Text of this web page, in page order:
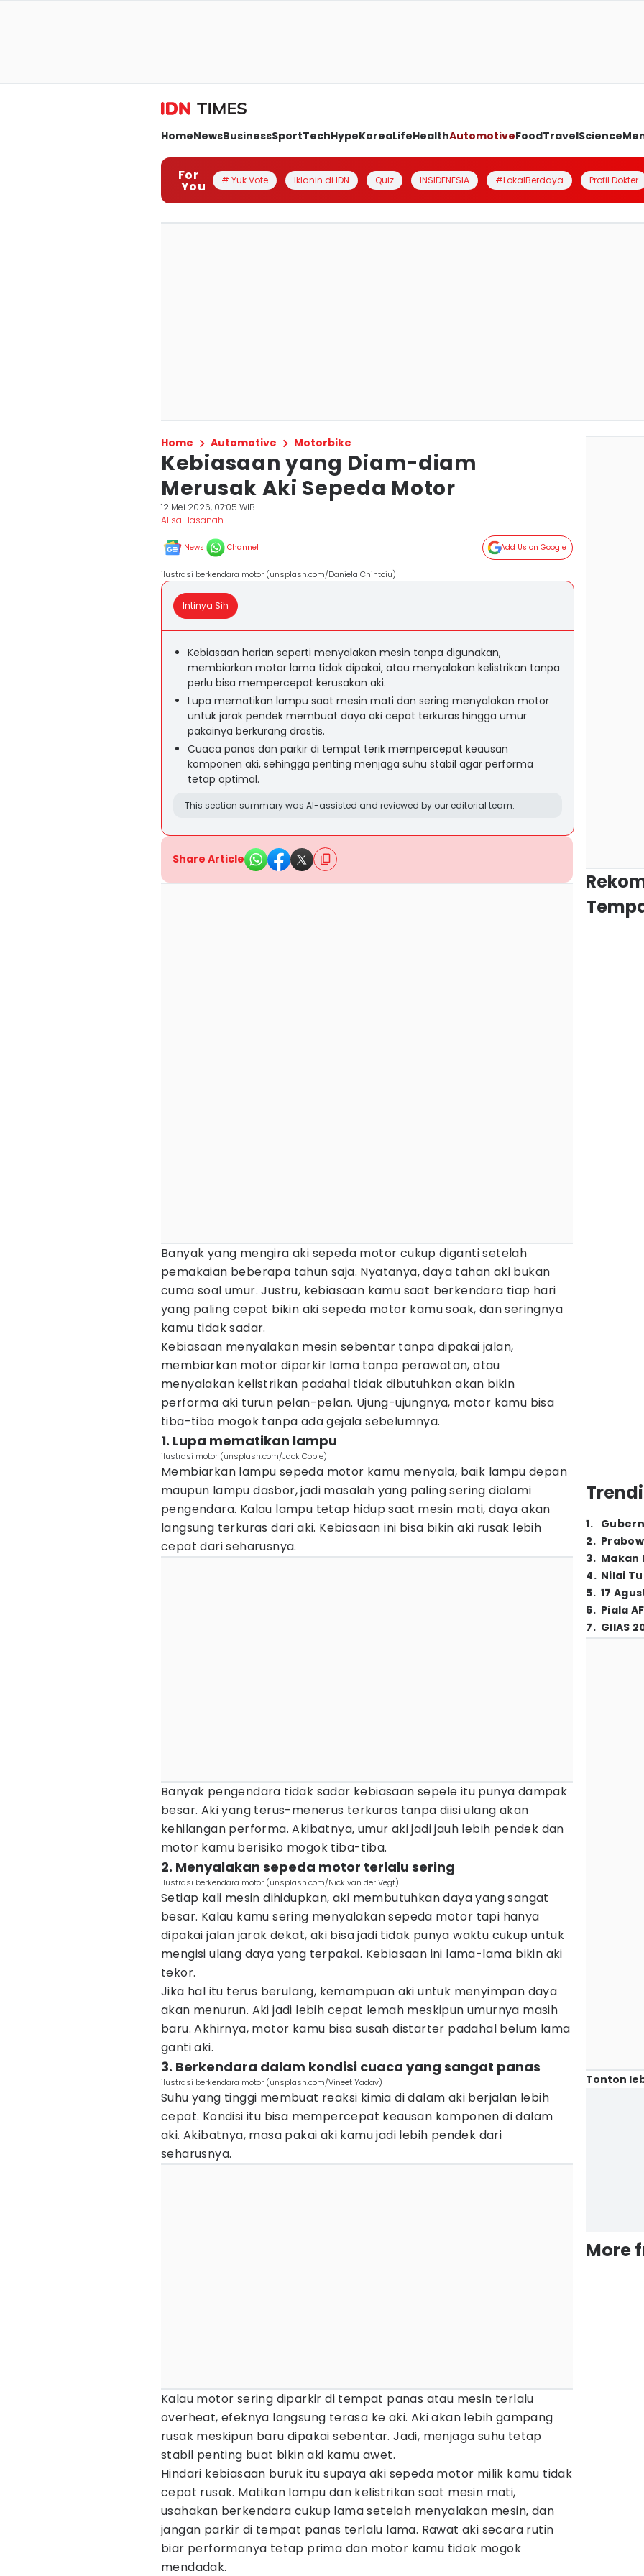
HomeNewsBusinessSportTechHypeKoreaLifeHealthAutomotiveFoodTravelScience
For
You # Yuk Vote Iklanin di IDN Quiz INSIDENESIA #LokalBerdaya Profil Dokter
Home Automotive Motorbike
Kebiasaan yang Diam-diam
Merusak Aki Sepeda Motor
12 Mei 2026, 07:05 WIB
Alisa Hasanah
News Channel Add Us on Google
ilustrasi berkendara motor (unsplash.com/Daniela Chintoiu)
Intinya Sih
Kebiasaan harian seperti menyalakan mesin tanpa digunakan,
membiarkan motor lama tidak dipakai, atau menyalakan kelistrikan tanpa
perlu bisa mempercepat kerusakan aki.
Lupa mematikan lampu saat mesin mati dan sering menyalakan motor
untuk jarak pendek membuat daya aki cepat terkuras hingga umur
pakainya berkurang drastis.
Cuaca panas dan parkir di tempat terik mempercepat keausan
komponen aki, sehingga penting menjaga suhu stabil agar performa
tetap optimal.
This section summary was AI-assisted and reviewed by our editorial team.
Share Article
Banyak yang mengira aki sepeda motor cukup diganti setelah
pemakaian beberapa tahun saja. Nyatanya, daya tahan aki bukan
cuma soal umur. Justru, kebiasaan kamu saat berkendara tiap hari
yang paling cepat bikin aki sepeda motor kamu soak, dan seringnya
kamu tidak sadar.
Kebiasaan menyalakan mesin sebentar tanpa dipakai jalan,
membiarkan motor diparkir lama tanpa perawatan, atau
menyalakan kelistrikan padahal tidak dibutuhkan akan bikin
performa aki turun pelan-pelan. Ujung-ujungnya, motor kamu bisa
tiba-tiba mogok tanpa ada gejala sebelumnya.
1. Lupa mematikan lampu
ilustrasi motor (unsplash.com/Jack Coble)
Membiarkan lampu sepeda motor kamu menyala, baik lampu depan
maupun lampu dasbor, jadi masalah yang paling sering dialami
pengendara. Kalau lampu tetap hidup saat mesin mati, daya akan
langsung terkuras dari aki. Kebiasaan ini bisa bikin aki rusak lebih
cepat dari seharusnya.
Banyak pengendara tidak sadar kebiasaan sepele itu punya dampak
besar. Aki yang terus-menerus terkuras tanpa diisi ulang akan
kehilangan performa. Akibatnya, umur aki jadi jauh lebih pendek dan
motor kamu berisiko mogok tiba-tiba.
2. Menyalakan sepeda motor terlalu sering
ilustrasi berkendara motor (unsplash.com/Nick van der Vegt)
Setiap kali mesin dihidupkan, aki membutuhkan daya yang sangat
besar. Kalau kamu sering menyalakan sepeda motor tapi hanya
dipakai jalan jarak dekat, aki bisa jadi tidak punya waktu cukup untuk
mengisi ulang daya yang terpakai. Kebiasaan ini lama-lama bikin aki
tekor.
Jika hal itu terus berulang, kemampuan aki untuk menyimpan daya
akan menurun. Aki jadi lebih cepat lemah meskipun umurnya masih
baru. Akhirnya, motor kamu bisa susah distarter padahal belum lama
ganti aki.
3. Berkendara dalam kondisi cuaca yang sangat panas
ilustrasi berkendara motor (unsplash.com/Vineet Yadav)
Suhu yang tinggi membuat reaksi kimia di dalam aki berjalan lebih
cepat. Kondisi itu bisa mempercepat keausan komponen di dalam
aki. Akibatnya, masa pakai aki kamu jadi lebih pendek dari
seharusnya.
Kalau motor sering diparkir di tempat panas atau mesin terlalu
overheat, efeknya langsung terasa ke aki. Aki akan lebih gampang
rusak meskipun baru dipakai sebentar. Jadi, menjaga suhu tetap
stabil penting buat bikin aki kamu awet.
Hindari kebiasaan buruk itu supaya aki sepeda motor milik kamu tidak
cepat rusak. Matikan lampu dan kelistrikan saat mesin mati,
usahakan berkendara cukup lama setelah menyalakan mesin, dan
jangan parkir di tempat panas terlalu lama. Rawat aki secara rutin
biar performanya tetap prima dan motor kamu tidak mogok
mendadak.
1.
2.
3. Makan
4. Nilai
5. 17
6. Piala
7. GIIAS
Tonton
More